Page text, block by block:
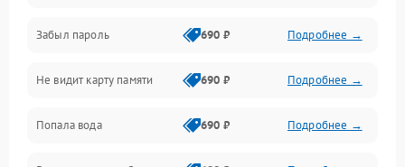
Экран (дисплей)
Связь
Разговор (микрофон, динамик)
Забыл пароль 690 ₽ Подробнее →
Не видит карту памяти 690 ₽ Подробнее →
Попала вода 690 ₽ Подробнее →